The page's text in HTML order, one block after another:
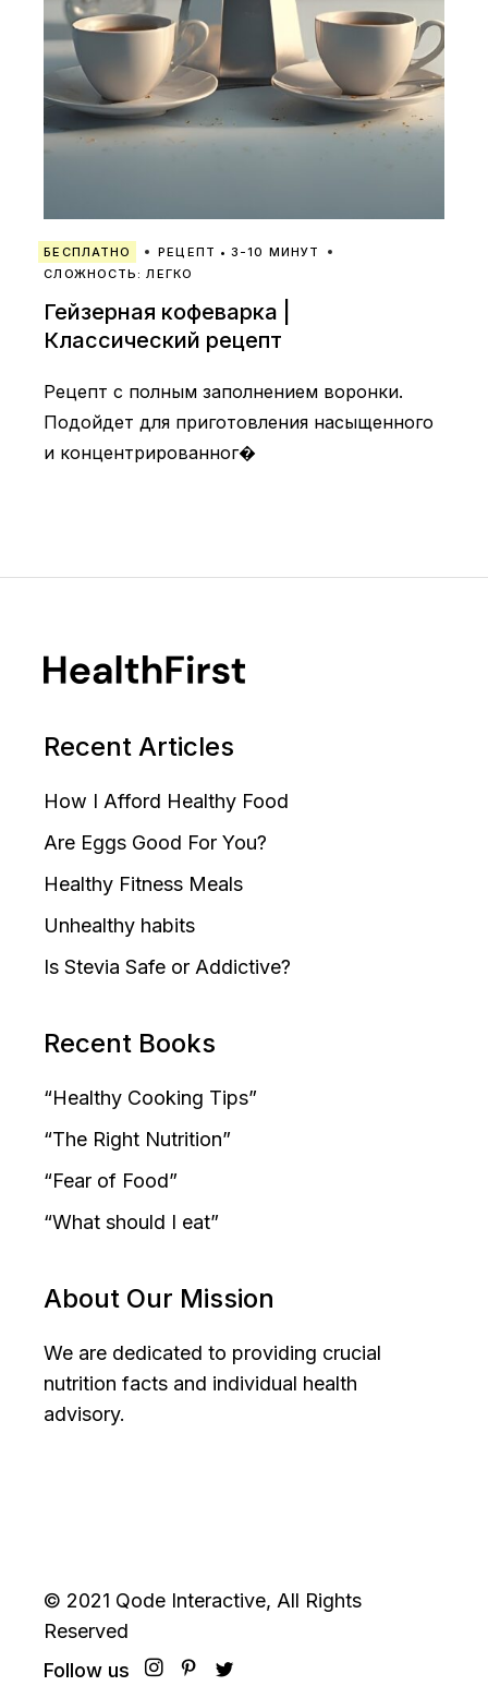
БЕСПЛАТНО
РЕЦЕПТ • 3-10 МИНУТ
СЛОЖНОСТЬ: ЛЕГКО
Гейзерная кофеварка |
Классический рецепт
Рецепт с полным заполнением воронки.
Подойдет для приготовления насыщенного
и концентрированног�
Recent Articles
How I Afford Healthy Food
Are Eggs Good For You?
Healthy Fitness Meals
Unhealthy habits
Is Stevia Safe or Addictive?
Recent Books
“Healthy Cooking Tips”
“The Right Nutrition”
“Fear of Food”
“What should I eat”
About Our Mission
We are dedicated to providing crucial
nutrition facts and individual health
advisory.
© 2021 Qode Interactive, All Rights
Reserved
Follow us